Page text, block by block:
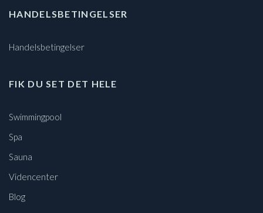
HANDELSBETINGELSER
Handelsbetingelser
FIK DU SET DET HELE
Swimmingpool
Spa
Sauna
Videncenter
Blog